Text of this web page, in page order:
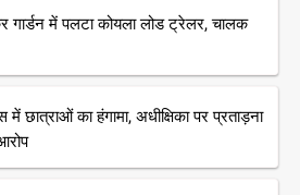
गार्डन में पलटा कोयला लोड ट्रेलर, चालक
में छात्राओं का हंगामा, अधीक्षिका पर प्रताड़ना